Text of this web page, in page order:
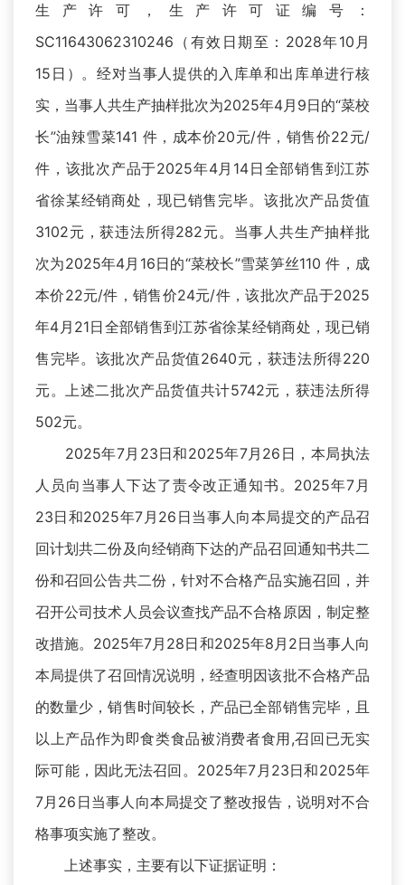
生产许可，生产许可证编号：
SC11643062310246（有效日期至：2028年10月
15日）。经对当事人提供的入库单和出库单进行核
实，当事人共生产抽样批次为2025年4月9日的“菜校
长”油辣雪菜141 件，成本价20元/件，销售价22元/
件，该批次产品于2025年4月14日全部销售到江苏
省徐某经销商处，现已销售完毕。该批次产品货值
3102元，获违法所得282元。当事人共生产抽样批
次为2025年4月16日的“菜校长”雪菜笋丝110 件，成
本价22元/件，销售价24元/件，该批次产品于2025
年4月21日全部销售到江苏省徐某经销商处，现已销
售完毕。该批次产品货值2640元，获违法所得220
元。上述二批次产品货值共计5742元，获违法所得
502元。
2025年7月23日和2025年7月26日，本局执法
人员向当事人下达了责令改正通知书。2025年7月
23日和2025年7月26日当事人向本局提交的产品召
回计划共二份及向经销商下达的产品召回通知书共二
份和召回公告共二份，针对不合格产品实施召回，并
召开公司技术人员会议查找产品不合格原因，制定整
改措施。2025年7月28日和2025年8月2日当事人向
本局提供了召回情况说明，经查明因该批不合格产品
的数量少，销售时间较长，产品已全部销售完毕，且
以上产品作为即食类食品被消费者食用,召回已无实
际可能，因此无法召回。2025年7月23日和2025年
7月26日当事人向本局提交了整改报告，说明对不合
格事项实施了整改。
上述事实，主要有以下证据证明：